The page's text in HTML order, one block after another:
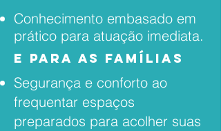
Conhecimento embasado em
prático para atuação imediata.
e Para as famílias
Segurança e conforto ao
frequentar espaços
preparados para acolher suas